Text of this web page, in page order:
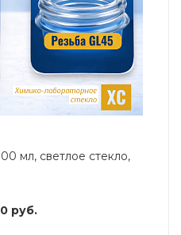
мл, светлое стекло,
руб.